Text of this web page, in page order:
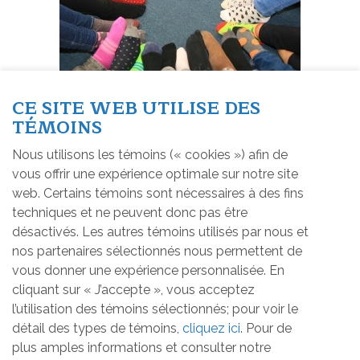
Partagez cette nouvelle
Lundi 21 mars 2022
Le 21 mars est la journée mondiale de la Trisomie
21. Cette date a été choisie par les Nations-Unies
pour sensibiliser la population à la réalité de ces
CE SITE WEB UTILISE DES
TÉMOINS
Nous utilisons les témoins (« cookies ») afin de
vous offrir une expérience optimale sur notre site
web. Certains témoins sont nécessaires à des fins
techniques et ne peuvent donc pas être
désactivés. Les autres témoins utilisés par nous et
nos partenaires sélectionnés nous permettent de
vous donner une expérience personnalisée. En
cliquant sur « J’accepte », vous acceptez
l’utilisation des témoins sélectionnés; pour voir le
détail des types de témoins, cliquez ici. Pour de
plus amples informations et consulter notre